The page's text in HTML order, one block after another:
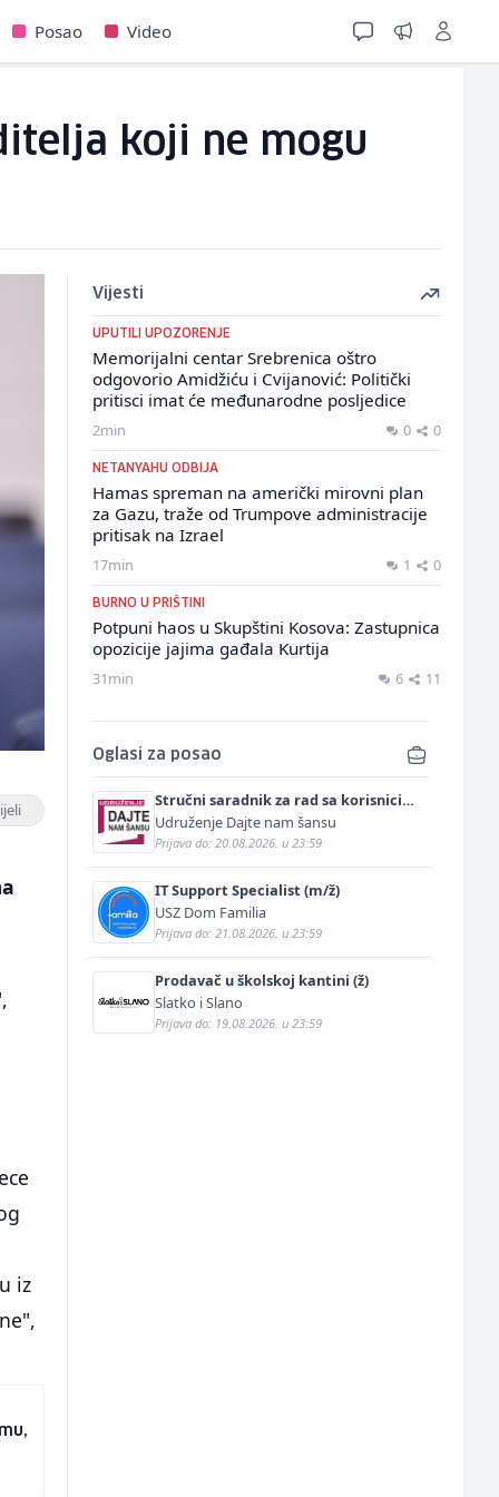
Posao Video
koji ne mogu
iz
Vijesti
UPUTILI UPOZORENJE
Memorijalni centar Srebrenica oštro
odgovorio Amidžiću i Cvijanović: Politički
pritisci imat će međunarodne posljedice
2min 0 0
NETANYAHU ODBIJA
Hamas spreman na američki mirovni plan
za Gazu, traže od Trumpove administracije
pritisak na Izrael
17min 1 0
BURNO U PRIŠTINI
Potpuni haos u Skupštini Kosova: Zastupnica
opozicije jajima gađala Kurtija
31min 6 11
Oglasi za posao
Stručni saradnik za rad sa korisnicima
(m/ž)
Udruženje Dajte nam šansu
Prijava do: 20.08.2026. u 23:59
IT Support Specialist (m/ž)
USZ Dom Familia
Prijava do: 21.08.2026. u 23:59
Prodavač u školskoj kantini (ž)
Slatko i Slano
Prijava do: 19.08.2026. u 23:59